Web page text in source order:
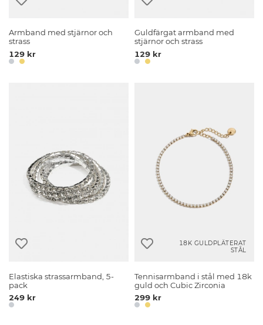
Armband med stjärnor och
strass
129 kr
Guldfärgat armband med
stjärnor och strass
129 kr
Elastiska strassarmband, 5-
pack
249 kr
18K GULDPLÄTERAT
STÅL
Tennisarmband i stål med 18k
guld och Cubic Zirconia
299 kr